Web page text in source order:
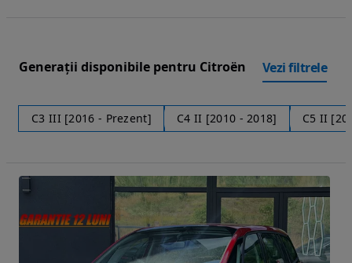
Generații disponibile pentru Citroën Vezi filtrele
C3 III [2016 - Prezent] C4 II [2010 - 2018] C5 II